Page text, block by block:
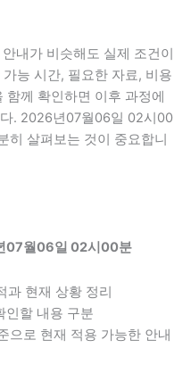
내가 비슷해도 실제 조건이
능 시간, 필요한 자료, 비용
함께 확인하면 이후 과정에
. 2026년07월06일 02시00
히 살펴보는 것이 중요합니
07월06일 02시00분
과 현재 상황 정리
인할 내용 구분
로 현재 적용 가능한 안내